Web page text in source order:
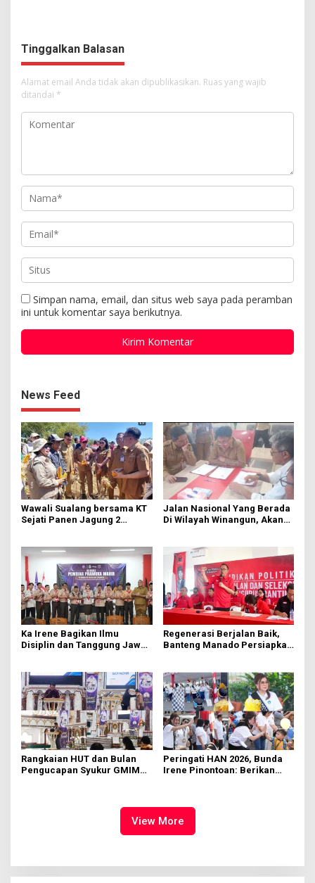
Tinggalkan Balasan
Alamat email Anda tidak akan dipublikasikan. Ruas yang wajib
ditandai *
Simpan nama, email, dan situs web saya pada peramban
ini untuk komentar saya berikutnya.
News Feed
Wawali Sualang bersama KT
Sejati Panen Jagung 2
Jalan Nasional Yang Berada
Di Wilayah Winangun, Akan
Ka Irene Bagikan Ilmu
Disiplin dan Tanggung Jawab
Regenerasi Berjalan Baik,
Banteng Manado Persiapkan
Rangkaian HUT dan Bulan
Pengucapan Syukur GMIM
Peringati HAN 2026, Bunda
Irene Pinontoan: Berikan
View More